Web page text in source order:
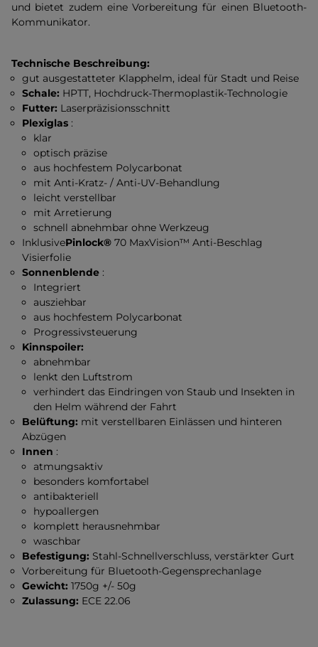
und bietet zudem eine Vorbereitung für einen Bluetooth-
Kommunikator.
Technische Beschreibung:
gut ausgestatteter Klapphelm, ideal für Stadt und Reise
Schale: HPTT, Hochdruck-Thermoplastik-Technologie
Futter: Laserpräzisionsschnitt
Plexiglas :
klar
optisch präzise
aus hochfestem Polycarbonat
mit Anti-Kratz- / Anti-UV-Behandlung
leicht verstellbar
mit Arretierung
schnell abnehmbar ohne Werkzeug
InklusivePinlock® 70 MaxVision™ Anti-Beschlag
Visierfolie
Sonnenblende :
Integriert
ausziehbar
aus hochfestem Polycarbonat
Progressivsteuerung
Kinnspoiler:
abnehmbar
lenkt den Luftstrom
verhindert das Eindringen von Staub und Insekten in
den Helm während der Fahrt
Belüftung: mit verstellbaren Einlässen und hinteren
Abzügen
Innen :
atmungsaktiv
besonders komfortabel
antibakteriell
hypoallergen
komplett herausnehmbar
waschbar
Befestigung: Stahl-Schnellverschluss, verstärkter Gurt
Vorbereitung für Bluetooth-Gegensprechanlage
Gewicht: 1750g +/- 50g
Zulassung: ECE 22.06